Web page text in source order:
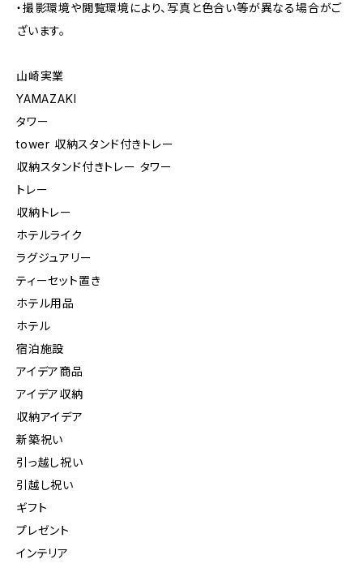
・撮影環境や閲覧環境により、写真と色合い等が異なる場合がご
ざいます。
山崎実業
YAMAZAKI
タワー
tower 収納スタンド付きトレー
収納スタンド付きトレー タワー
トレー
収納トレー
ホテルライク
ラグジュアリー
ティーセット置き
ホテル用品
ホテル
宿泊施設
アイデア商品
アイデア収納
収納アイデア
新築祝い
引っ越し祝い
引越し祝い
ギフト
プレゼント
インテリア